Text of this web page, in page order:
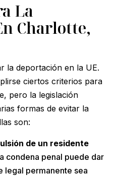
La
Charlotte,
la deportación en la UE.
ciertos criterios para
pero la legislación
formas de evitar la
son:
de un residente
condena penal puede dar
legal permanente sea